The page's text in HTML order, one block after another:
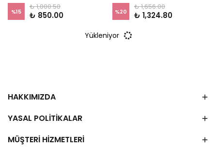
%15
₺ 1,000.50
₺ 850.00 %20
₺ 1,656.00
₺ 1,324.80
Yükleniyor
HAKKIMIZDA
YASAL POLİTİKALAR
MÜŞTERİ HİZMETLERİ